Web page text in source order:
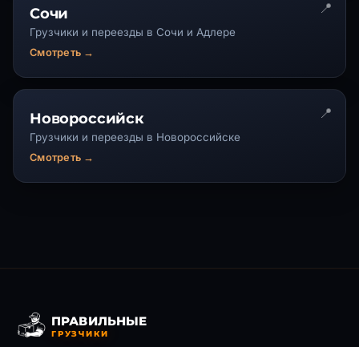
Сочи
Грузчики и переезды в Сочи и Адлере
Смотреть →
Новороссийск
Грузчики и переезды в Новороссийске
Смотреть →
ПРАВИЛЬНЫЕ
ГРУЗЧИКИ